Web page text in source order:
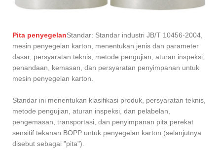
Pita penyegelanStandar: Standar industri JB/T 10456-2004,
mesin penyegelan karton, menentukan jenis dan parameter
dasar, persyaratan teknis, metode pengujian, aturan inspeksi,
penandaan, kemasan, dan persyaratan penyimpanan untuk
mesin penyegelan karton.
Standar ini menentukan klasifikasi produk, persyaratan teknis,
metode pengujian, aturan inspeksi, dan pelabelan,
pengemasan, transportasi, dan penyimpanan pita perekat
sensitif tekanan BOPP untuk penyegelan karton (selanjutnya
disebut sebagai "pita").